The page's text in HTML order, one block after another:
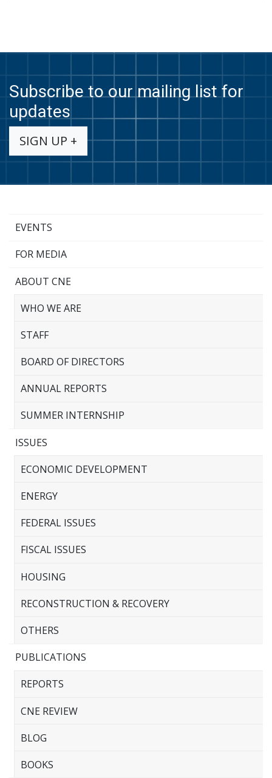
Subscribe to our mailing list for
updates
SIGN UP +
EVENTS
FOR MEDIA
ABOUT CNE
WHO WE ARE
STAFF
BOARD OF DIRECTORS
ANNUAL REPORTS
SUMMER INTERNSHIP
ISSUES
ECONOMIC DEVELOPMENT
ENERGY
FEDERAL ISSUES
FISCAL ISSUES
HOUSING
RECONSTRUCTION & RECOVERY
OTHERS
PUBLICATIONS
REPORTS
CNE REVIEW
BLOG
BOOKS